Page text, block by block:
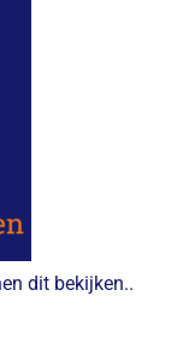
dit bekijken..